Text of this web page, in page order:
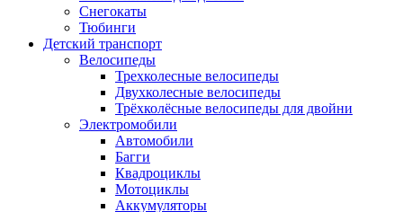
Снегокаты
Тюбинги
Детский транспорт
Велосипеды
Трехколесные велосипеды
Двухколесные велосипеды
Трёхколёсные велосипеды для двойни
Электромобили
Автомобили
Багги
Квадроциклы
Мотоциклы
Аккумуляторы